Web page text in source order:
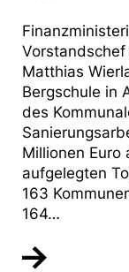
Matthias
Bergschule in
des
Millionen Euro
aufgelegten
163
164…